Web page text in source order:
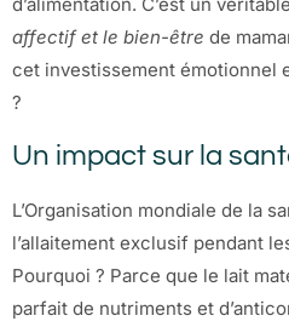
affectif et le bien-être de
cet investissement émotionnel
?
Un impact sur la
L’Organisation mondiale de la
l’allaitement exclusif pendant
Pourquoi ? Parce que le lait
parfait de nutriments et